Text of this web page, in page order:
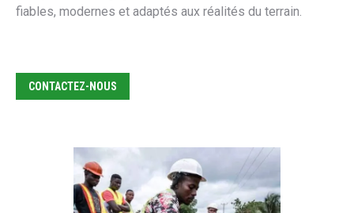
fiables, modernes et adaptés aux réalités du terrain.
CONTACTEZ-NOUS